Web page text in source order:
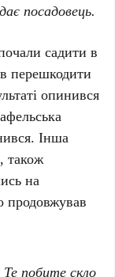
посадовець.
садити в
перешкодити
опинився
Інша
також
на
продовжував
побите скло